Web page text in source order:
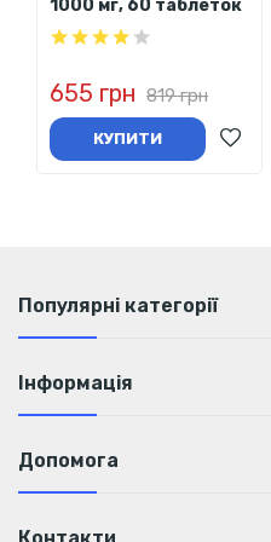
1000 мг, 60 таблеток
655 грн 819 грн
КУПИТИ
Популярні категорії
Інформація
Допомога